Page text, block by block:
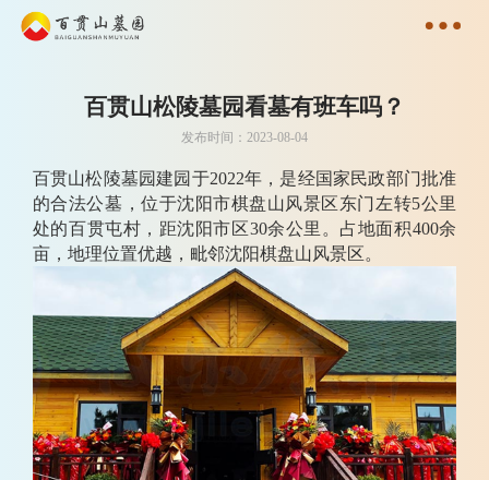
百贯山松陵墓园看墓有班车吗？
发布时间：2023-08-04
百贯山松陵墓园建园于2022年，是经国家民政部门批准
的合法公墓，位于沈阳市棋盘山风景区东门左转5公里
处的百贯屯村，距沈阳市区30余公里。占地面积400余
亩，地理位置优越，毗邻沈阳棋盘山风景区。